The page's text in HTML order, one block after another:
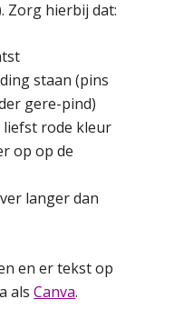
Zorg hierbij dat:
staan (pins
gere-pind)
liefst rode kleur
op op de
langer dan
en er tekst op
alsCanva.